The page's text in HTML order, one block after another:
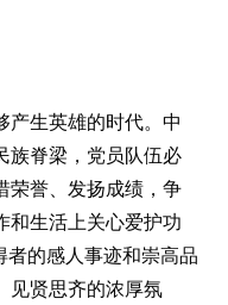
产生英雄的时代。中
族脊梁，党员队伍必
荣誉、发扬成绩，争
和生活上关心爱护功
者的感人事迹和崇高品
见贤思齐的浓厚氛